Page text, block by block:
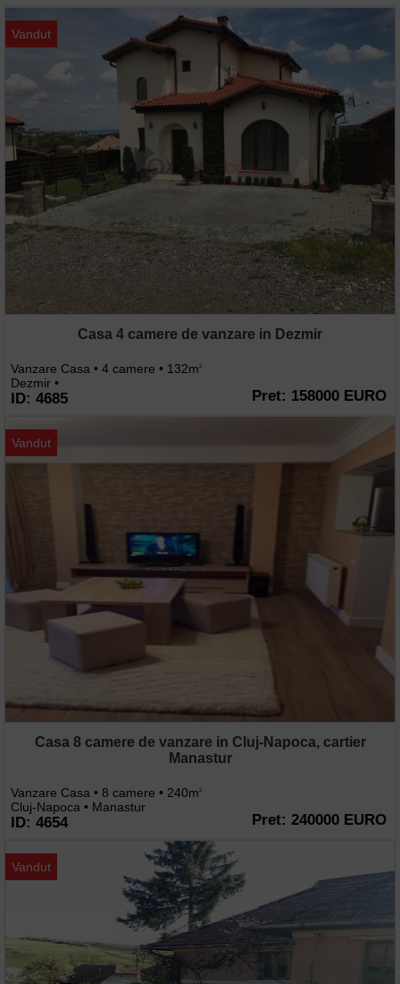
Vandut
Casa 4 camere de vanzare in Dezmir
Vanzare Casa • 4 camere • 132m2
Dezmir •
ID: 4685 Pret: 158000 EURO
Vandut
Casa 8 camere de vanzare in Cluj-Napoca, cartier
Manastur
Vanzare Casa • 8 camere • 240m2
Cluj-Napoca • Manastur
ID: 4654 Pret: 240000 EURO
Vandut